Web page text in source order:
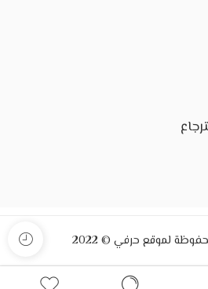
لموقع حرفي © 2022